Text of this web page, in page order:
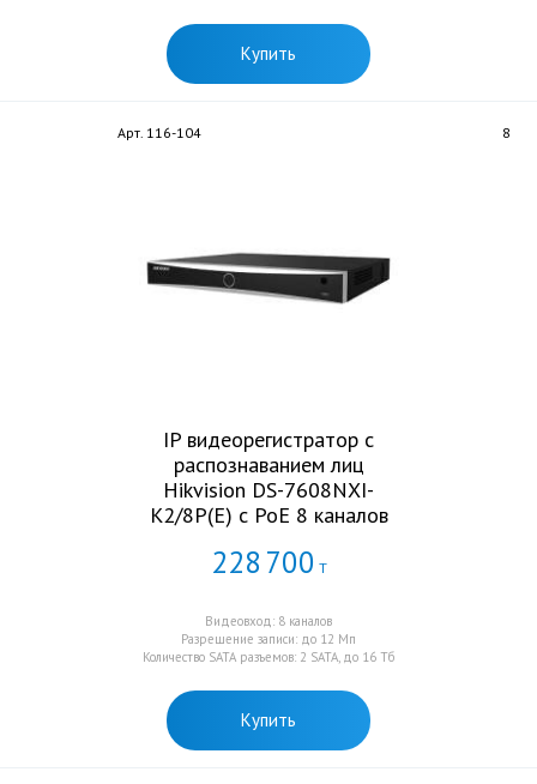
Купить
Арт. 116-104 8
IP видеорегистратор с
распознаванием лиц
Hikvision DS-7608NXI-
K2/8P(E) с PoE 8 каналов
228 700 Т
Видеовход: 8 каналов
Разрешение записи: до 12 Мп
Количество SATA разъемов: 2 SATA, до 16 Тб
Купить